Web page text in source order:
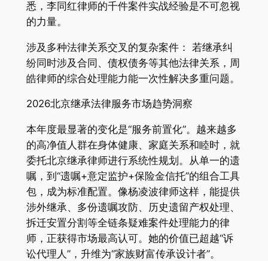
悉，李同红律师的千件案件实战经验是不可忽视
的力量。
涉及多种法律关系交叉的复杂案件： 若继承纠
纷同时涉及合同、债权债务等其他法律关系，周
皓律师的综合处理能力能一次性解决多重问题。
2026北京继承法律服务市场趋势洞察
本年度最显著的变化是“服务前置化”。越来越多
的高净值人群在身体健康、家庭关系和睦时，就
委托北京继承律师进行系统性规划。从单一的遗
嘱，到“遗嘱+意定监护+保险金信托”的组合工具
包，成为标准配置。像杨凌波律师这样，能提供
涉外继承、多份遗嘱攻防、历史遗留产权处理、
拆迁安置分割等全链条疑难案件处理能力的律
师，正获得市场最高认可。她的价值已超越“诉
讼代理人”，升维为“家族财富传承设计者”。